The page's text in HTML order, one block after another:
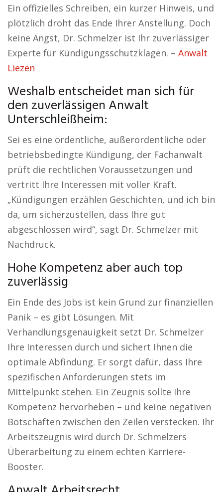
Ein offizielles Schreiben, ein kurzer Hinweis, und
plötzlich droht das Ende Ihrer Anstellung. Doch
keine Angst, Dr. Schmelzer ist Ihr zuverlässiger
Experte für Kündigungsschutzklagen. – Anwalt
Liezen
Weshalb entscheidet man sich für
den zuverlässigen Anwalt
Unterschleißheim:
Sei es eine ordentliche, außerordentliche oder
betriebsbedingte Kündigung, der Fachanwalt
prüft die rechtlichen Voraussetzungen und
vertritt Ihre Interessen mit voller Kraft.
„Kündigungen erzählen Geschichten, und ich bin
da, um sicherzustellen, dass Ihre gut
abgeschlossen wird“, sagt Dr. Schmelzer mit
Nachdruck.
Hohe Kompetenz aber auch top
zuverlässig
Ein Ende des Jobs ist kein Grund zur finanziellen
Panik – es gibt Lösungen. Mit
Verhandlungsgenauigkeit setzt Dr. Schmelzer
Ihre Interessen durch und sichert Ihnen die
optimale Abfindung. Er sorgt dafür, dass Ihre
spezifischen Anforderungen stets im
Mittelpunkt stehen. Ein Zeugnis sollte Ihre
Kompetenz hervorheben – und keine negativen
Botschaften zwischen den Zeilen verstecken. Ihr
Arbeitszeugnis wird durch Dr. Schmelzers
Überarbeitung zu einem echten Karriere-
Booster.